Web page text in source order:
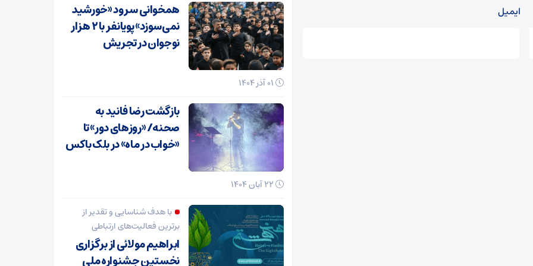
ایمیل
همخوانی سرود «خورشید
نمی‌سوزد» پویانفر با ۲ هزار
نوجوان در تجریش
بازگشت رضا فانید به
صحنه/ «روزهای دور» تا
«خواب در ماه» در بلک باکس
با هدف شناسایی و تقدیر از
برترین فعالیت‌های ارتباطی
ابراهیم مولائی از برگزاری
نخستین جشنواره ملی